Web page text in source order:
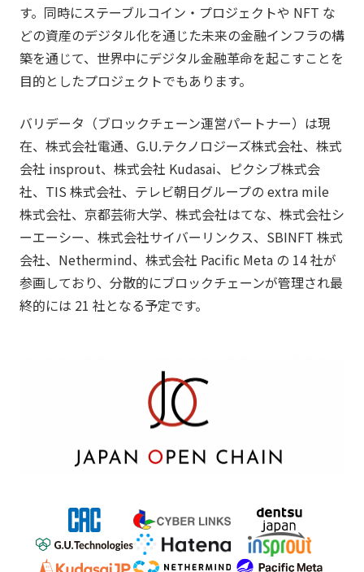
す。同時にステーブルコイン・プロジェクトや NFT な
どの資産のデジタル化を通じた未来の金融インフラの構
築を通じて、世界中にデジタル金融革命を起こすことを
目的としたプロジェクトでもあります。
バリデータ（ブロックチェーン運営パートナー）は現
在、株式会社電通、G.U.テクノロジーズ株式会社、株式
会社 insprout、株式会社 Kudasai、ピクシブ株式会
社、TIS 株式会社、テレビ朝日グループの extra mile
株式会社、京都芸術大学、株式会社はてな、株式会社シ
ーエーシー、株式会社サイバーリンクス、SBINFT 株式
会社、Nethermind、株式会社 Pacific Meta の 14 社が
参画しており、分散的にブロックチェーンが管理され最
終的には 21 社となる予定です。